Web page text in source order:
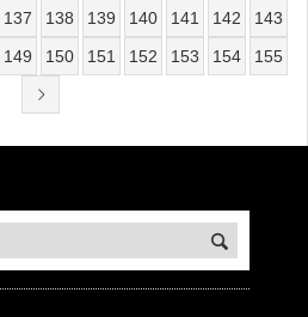
137 138 139 140 141 142
143
149 150 151 152 153 154 155